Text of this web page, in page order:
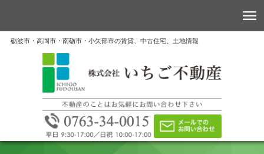
砺波市・高岡市・南砺市・小矢部市の賃貸、中古住宅、土地情報